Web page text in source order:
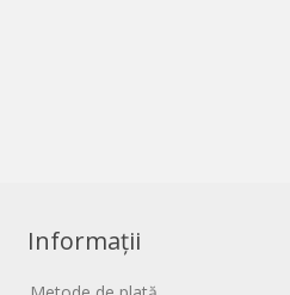
Informații